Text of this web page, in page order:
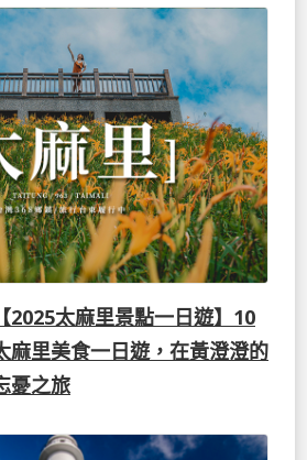
2025太麻里景點一日遊】10
麻里美食一日遊，在黃澄澄的
憂之旅